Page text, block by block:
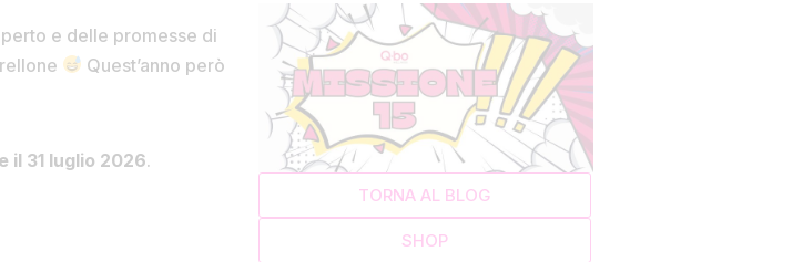
e delle promesse di
Quest’anno però
il 31 luglio 2026.
TORNA AL BLOG
SHOP